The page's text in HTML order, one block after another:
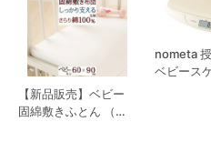
【新品販売】ベビー
固綿敷きふとん （ミ
nometa
ベビース